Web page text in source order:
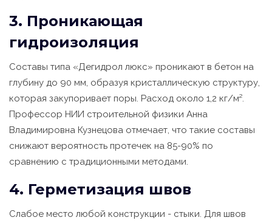
3. Проникающая
гидроизоляция
Составы типа «Дегидрол люкс» проникают в бетон на
глубину до 90 мм, образуя кристаллическую структуру,
которая закупоривает поры. Расход около 1,2 кг/м².
Профессор НИИ строительной физики Анна
Владимировна Кузнецова отмечает, что такие составы
снижают вероятность протечек на 85-90% по
сравнению с традиционными методами.
4. Герметизация швов
Слабое место любой конструкции - стыки. Для швов